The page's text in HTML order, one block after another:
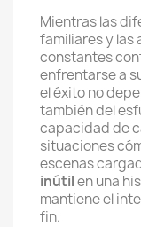
Mientras las
familiares y las
constantes
enfrentarse a
el éxito no
también del
capacidad de
situaciones
escenas
inútilen una
mantiene el
fin.